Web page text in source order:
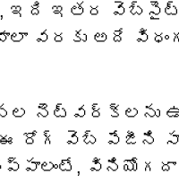
ఇది ఇతర
వరకు అదే
నెట్‌వర్క్‌లను
రోగ్ వెబ్ పేజీని